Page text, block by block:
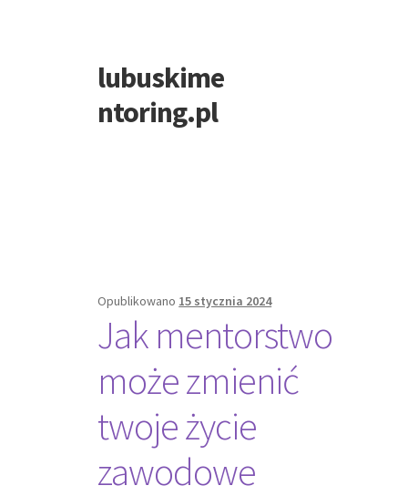
Przejdź
do
nawigacji
Przejdź
do
treści
lubuskime
ntoring.pl
Opublikowano 15 stycznia 2024
Jak mentorstwo
może zmienić
twoje życie
zawodowe